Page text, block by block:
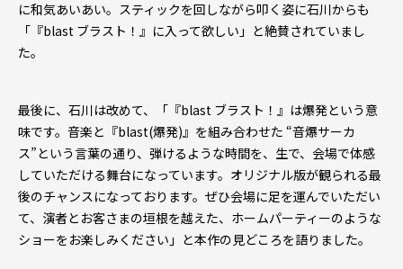
に和気あいあい。スティックを回しながら叩く姿に石川からも
「『blast ブラスト！』に入って欲しい」と絶賛されていまし
た。
最後に、石川は改めて、「『blast ブラスト！』は爆発という意
味です。音楽と『blast(爆発)』を組み合わせた “音爆サーカ
ス”という言葉の通り、弾けるような時間を、生で、会場で体感
していただける舞台になっています。オリジナル版が観られる最
後のチャンスになっております。ぜひ会場に足を運んでいただい
て、演者とお客さまの垣根を越えた、ホームパーティーのような
ショーをお楽しみください」と本作の見どころを語りました。